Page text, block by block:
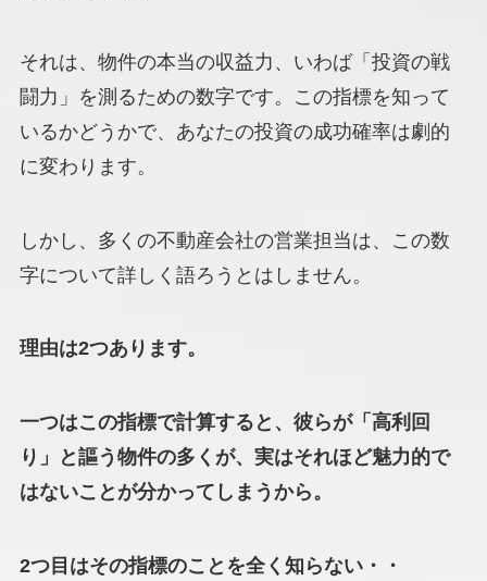
それは、物件の本当の収益力、いわば「投資の戦
闘力」を測るための数字です。この指標を知って
いるかどうかで、あなたの投資の成功確率は劇的
に変わります。
しかし、多くの不動産会社の営業担当は、この数
字について詳しく語ろうとはしません。
理由は2つあります。
一つはこの指標で計算すると、彼らが「高利回
り」と謳う物件の多くが、実はそれほど魅力的で
はないことが分かってしまうから。
2つ目はその指標のこと を全く知らない・・